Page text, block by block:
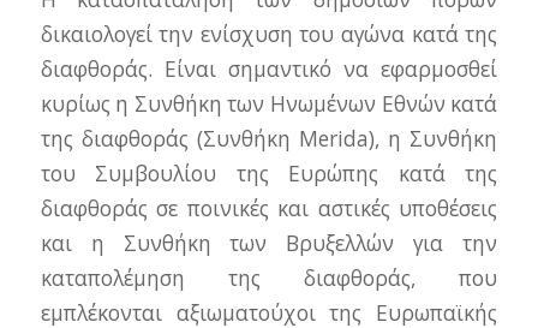
δικαιολογεί την ενίσχυση του αγώνα κατά της
διαφθοράς. Είναι σημαντικό να εφαρμοσθεί
κυρίως η Συνθήκη των Ηνωμένων Εθνών κατά
της διαφθοράς (Συνθήκη Merida), η Συνθήκη
του Συμβουλίου της Ευρώπης κατά της
διαφθοράς σε ποινικές και αστικές υποθέσεις
και η Συνθήκη των Βρυξελλών για την
καταπολέμηση της διαφθοράς, που
εμπλέκονται αξιωματούχοι της Ευρωπαϊκής